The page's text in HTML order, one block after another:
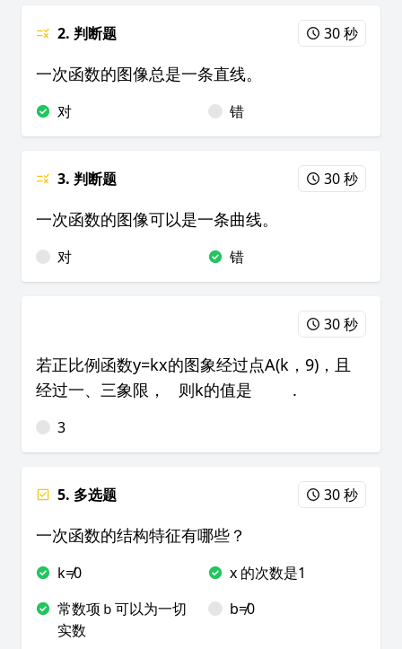
2. 判断题 30 秒
一次函数的图像总是一条直线。
对 错
3. 判断题 30 秒
一次函数的图像可以是一条曲线。
对 错
30 秒
若正比例函数y=kx的图象经过点A(k，9)，且
经过一、三象限， 则k的值是 .
3
5. 多选题 30 秒
一次函数的结构特征有哪些？
k≠0
x 的次数是1
常数项ｂ可以为一切
实数
b≠0